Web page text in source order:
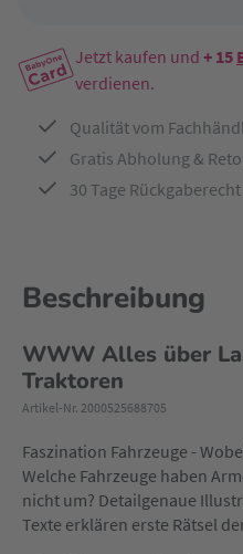
Jetzt kaufen und + 15
verdienen.
Qualität vom
Gratis Abholung &
30 Tage Rückgaberecht
Beschreibung
WWW Alles über
Traktoren
Artikel-Nr. 2000525688705
Faszination Fahrzeuge -
Welche Fahrzeuge haben
nicht um? Detailgenaue
Texte erklären erste Rätsel